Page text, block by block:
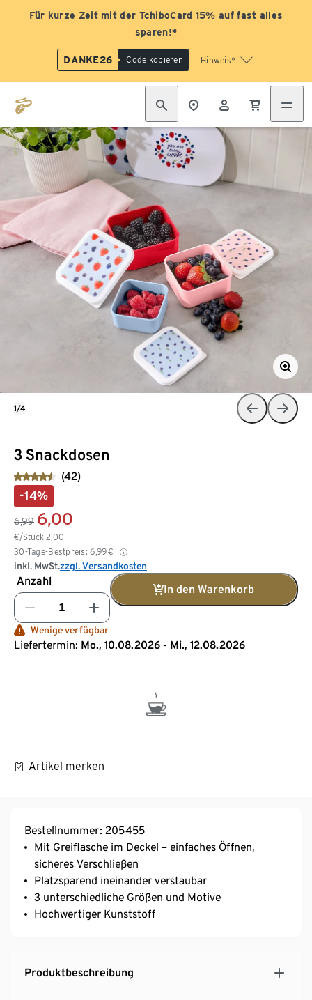
Für kurze Zeit mit der TchiboCard 15% auf fast alles
sparen!*
DANKE26 Code kopieren Hinweis*
3 Snackdosen
(42)
-14%
6,99 6,00
€/Stück 2,00
30-Tage-Bestpreis: 6,99€
inkl. MwSt.zzgl. Versandkosten
Anzahl
In den Warenkorb
Wenige verfügbar
Liefertermin: Mo., 10.08.2026 - Mi., 12.08.2026
Artikel merken
1/4
Bestellnummer: 205455
Mit Greiflasche im Deckel – einfaches Öffnen,
sicheres Verschließen
Platzsparend ineinander verstaubar
3 unterschiedliche Größen und Motive
Hochwertiger Kunststoff
Produktbeschreibung